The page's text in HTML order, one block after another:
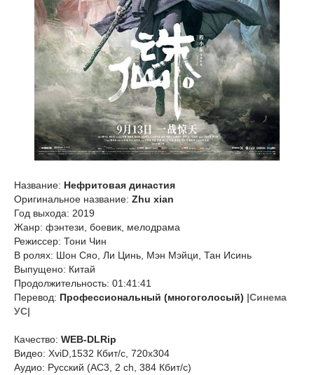
Название: Нефритовая династия
Оригинальное название: Zhu xian
Год выхода: 2019
Жанр: фэнтези, боевик, мелодрама
Режиссер: Тони Чин
В ролях: Шон Сяо, Ли Цинь, Мэн Мэйци, Тан Исинь
Выпущено: Китай
Продолжительность: 01:41:41
Перевод: Профессиональный (многоголосый) |Синема
УС|
Качество: WEB-DLRip
Видео: XviD,1532 Кбит/с, 720x304
Аудио: Русский (AC3, 2 ch, 384 Кбит/с)